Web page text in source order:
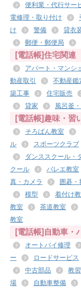
便利業・代行サー
電修理・取り付け
け
警備 貸衣
郵便・郵便局
[電話帳]住宅関連
アパート・マンシ
動産取引
不動産鑑
築工事
住宅販売
貸家
風呂釜
[電話帳]趣味・習
そろばん教室
ル
スポーツクラブ
ダンススクール・
クール
バレエ教室
真・カメラ
囲碁・
模型
着付け
教室
茶道教室
教室
[電話帳]自動車・
オートバイ修理
ー
ロードサービス
中古部品
教
場
自動車整備